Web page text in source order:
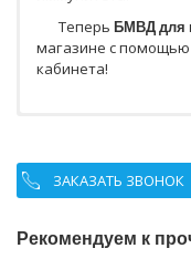
Теперь БМВД для
магазине с помощью
кабинета!
ЗАКАЗАТЬ ЗВОНОК
Рекомендуем к